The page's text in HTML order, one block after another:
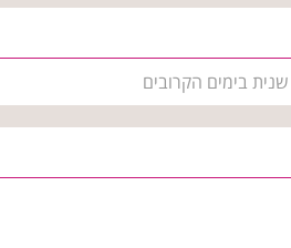
בימים הקרובים